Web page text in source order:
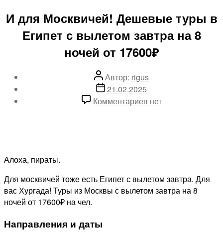
И для Москвичей! Дешевые туры в
Египет с вылетом завтра на 8
ночей от 17600₽
Автор
записи
Автор: rigus
Дата
записи
21.02.2025
Комментариевк
в
Египет
нет
Алоха, пираты.
Для москвичей тоже есть Египет с вылетом завтра. Для
вас Хургада! Туры из Москвы с вылетом завтра на 8
ночей от 17600₽ на чел.
Направления и даты